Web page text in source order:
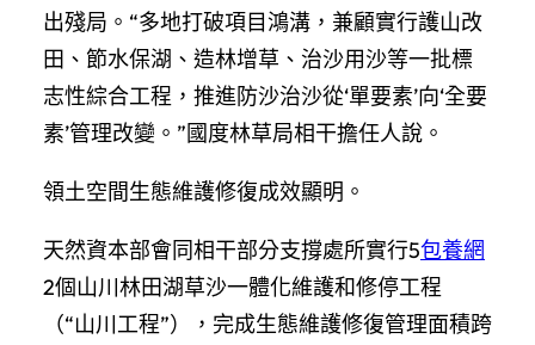
出殘局。“多地打破項目鴻溝，兼顧實行護山改
田、節水保湖、造林增草、治沙用沙等一批標
志性綜合工程，推進防沙治沙從‘單要素’向‘全要
素’管理改變。”國度林草局相干擔任人說。
領土空間生態維護修復成效顯明。
天然資本部會同相干部分支撐處所實行5包養網
2個山川林田湖草沙一體化維護和修停工程
（“山川工程”），完成生態維護修復管理面積跨